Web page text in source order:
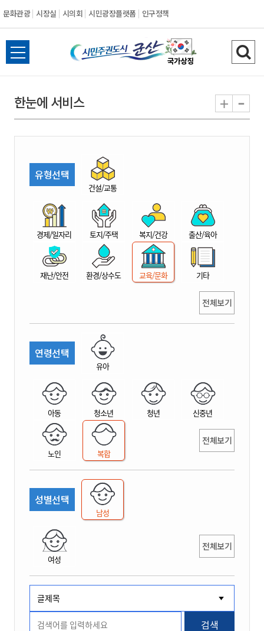
문화관광 시장실 시의회 시민광장플랫폼 인구정책
시
민
권
시
산
전
체
뉴
열
검
색
기
한눈에 서비스 + -
유형선택
건설/교통
경제/일자리 토지/주택 복지/건강 출산/육아
재난/안전 환경/상수도 교육/문화 기타
전체보기
연령선택
유아
아동 청소년 청년 신중년
노인 복합
전체보기
성별선택
남성
여성
전체보기
검색